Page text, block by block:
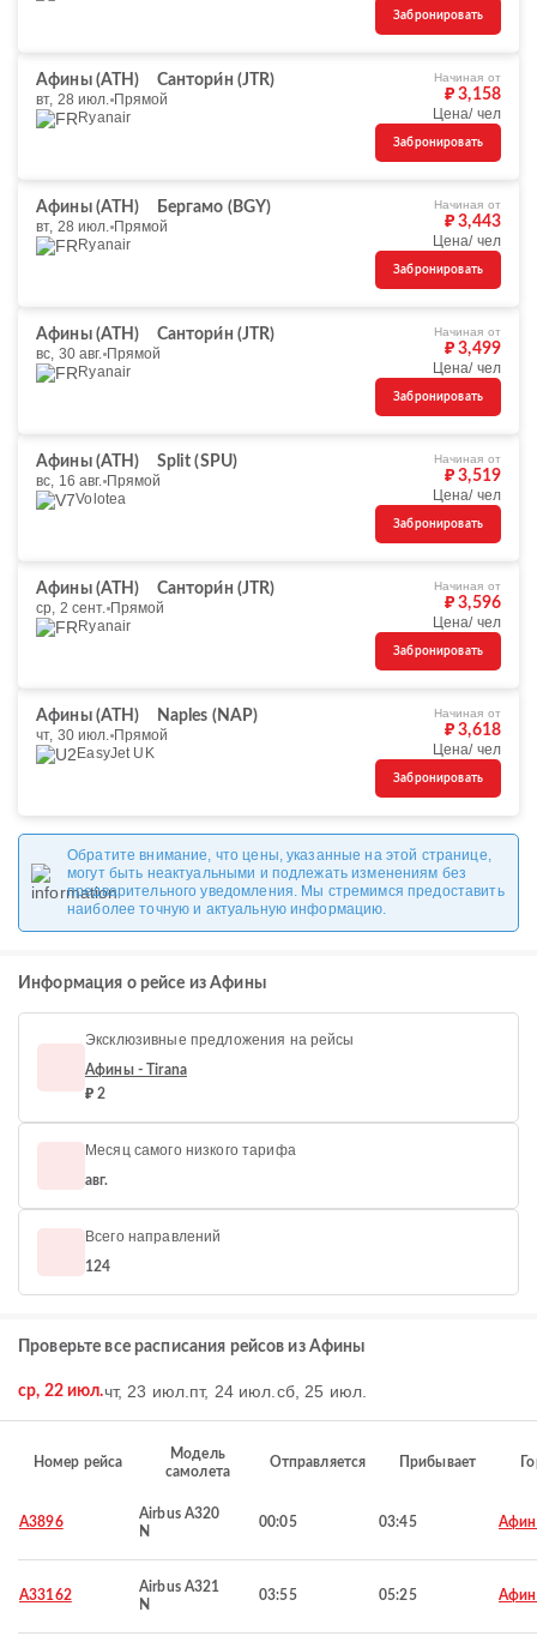
Забронировать
Афины (ATH)
Сантори́н (JTR)
вт, 28 июл. Прямой
Ryanair
Начиная от
₽ 3,158
Цена/ чел
Забронировать
Афины (ATH)
Бергамо (BGY)
вт, 28 июл. Прямой
Ryanair
Начиная от
₽ 3,443
Цена/ чел
Забронировать
Афины (ATH)
Сантори́н (JTR)
вс, 30 авг. Прямой
Ryanair
Начиная от
₽ 3,499
Цена/ чел
Забронировать
Афины (ATH)
Split (SPU)
вс, 16 авг. Прямой
Volotea
Начиная от
₽ 3,519
Цена/ чел
Забронировать
Афины (ATH)
Сантори́н (JTR)
ср, 2 сент. Прямой
Ryanair
Начиная от
₽ 3,596
Цена/ чел
Забронировать
Афины (ATH)
Naples (NAP)
чт, 30 июл. Прямой
EasyJet UK
Начиная от
₽ 3,618
Цена/ чел
Забронировать
Обратите внимание, что цены, указанные на этой странице,
могут быть неактуальными и подлежать изменениям без
предварительного уведомления. Мы стремимся предоставить
наиболее точную и актуальную информацию.
Информация о рейсе из Афины
Эксклюзивные предложения на рейсы
Афины - Tirana
₽ 2
Месяц самого низкого тарифа
авг.
Всего направлений
124
Проверьте все расписания рейсов из Афины
ср, 22 июл.чт, 23 июл. пт, 24 июл. сб, 25 июл.
Номер рейса
Модель
самолета
Отправляется Прибывает
A3896
Airbus A320
N
00:05 03:45
A33162
Airbus A321
N
03:55 05:25